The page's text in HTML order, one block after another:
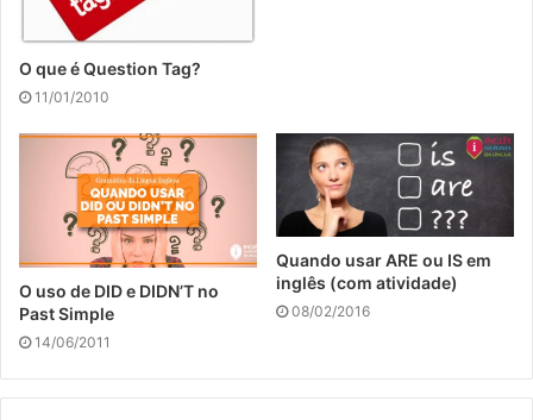
O que é Question Tag?
11/01/2010
O uso de DID e DIDN’T no
Past Simple
14/06/2011
Quando usar ARE ou IS em
inglês (com atividade)
08/02/2016